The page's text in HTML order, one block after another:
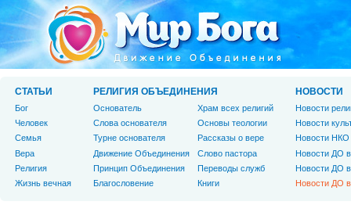
СТАТЬИ
Бог
Человек
Cемья
Вера
Религия
Жизнь вечная
РЕЛИГИЯ ОБЪЕДИНЕНИЯ
Основатель
Слова основателя
Турне основателя
Движение Объединения
Принцип Объединения
Благословение
Храм всех религий
Основы теологии
Рассказы о вере
Слово пастора
Переводы служб
Книги
НОВОСТИ
Новости
Новости
Новости НКО
Новости ДО
Новости ДО
Новости ДО